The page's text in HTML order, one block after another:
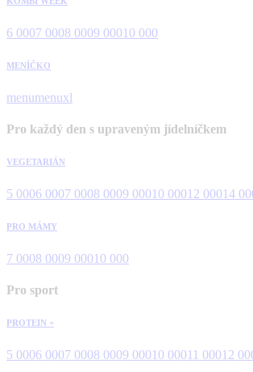
6 0007 0008 0009 00010 000
MENÍČKO
menumenuxl
Pro každý den s upraveným jídelníčkem
VEGETARIÁN
5 0006 0007 0008 0009 00010 00012 00014
PRO MÁMY
7 0008 0009 00010 000
Pro sport
PROTEIN +
5 0006 0007 0008 0009 00010 00011 00012